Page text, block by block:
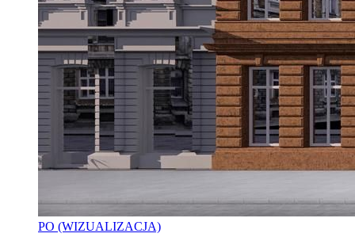
PO (WIZUALIZACJA)